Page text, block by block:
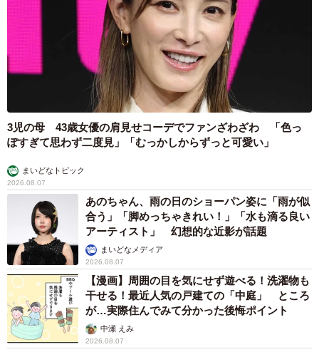
3児の母 43歳女優の肩見せコーデでファンざわざわ 「色っ
ぽすぎて思わず二度見」「むっかしからずっと可愛い」
まいどなトピック
2026.08.07
あのちゃん、雨の日のショーパン姿に「雨が似
合う」「脚めっちゃきれい！」「水も滴る良い
アーティスト」 幻想的な近影が話題
まいどなメディア
2026.08.07
【漫画】周囲の目を気にせず遊べる！洗濯物も
干せる！最近人気の戸建ての「中庭」 ところ
が…実際住んでみて分かった後悔ポイント
中瀬 えみ
2026.08.07